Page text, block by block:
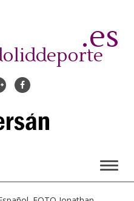
.es